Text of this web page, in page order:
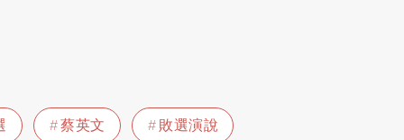
蔡英文 敗選演說